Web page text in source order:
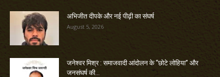
अभिजीत दीपके और नई पीढ़ी का संघर्ष
August 5, 2026
जनेश्वर मिश्र : समाजवादी आंदोलन के “छोटे लोहिया” और
जनसंघर्ष की...